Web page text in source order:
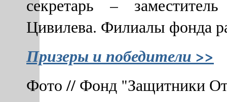
секретарь –
Цивилева. Филиалы фонда
Призеры и победители >>
Фото // Фонд "Защитники